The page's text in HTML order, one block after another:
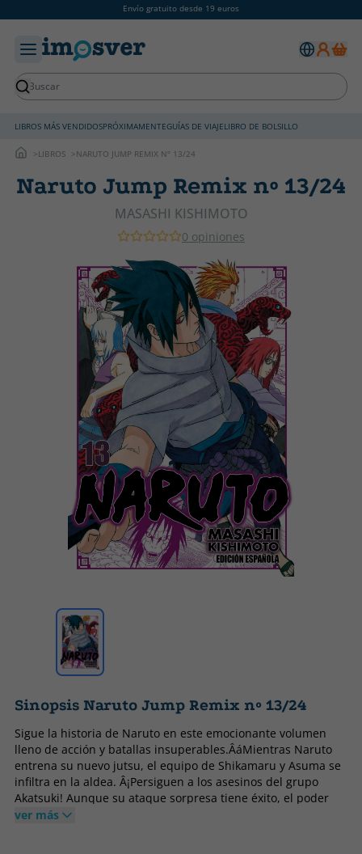
Envío gratuito desde 19 euros
LIBROS MÁS VENDIDOSPRÓXIMAMENTEGUÍAS DE VIAJELIBRO DE BOLSILLO
LIBROS NARUTO JUMP REMIX Nº 13/24
Naruto Jump Remix nº 13/24
MASASHI KISHIMOTO
0 opiniones
Sinopsis Naruto Jump Remix nº 13/24
Sigue la historia de Naruto en este emocionante volumen
lleno de acción y batallas insuperables.ÂáMientras Naruto
entrena su nuevo jutsu, el equipo de Shikamaru y Asuma se
infiltra en la aldea. Â¡Persiguen a los asesinos del grupo
Akatsuki! Aunque su ataque sorpresa tiene éxito, el poder
del enemigo y sus cuerpos invulnerables cambian el curso
ver más